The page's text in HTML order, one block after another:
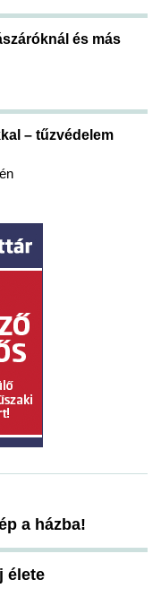
és más
– tűzvédelem
a házba!
élete